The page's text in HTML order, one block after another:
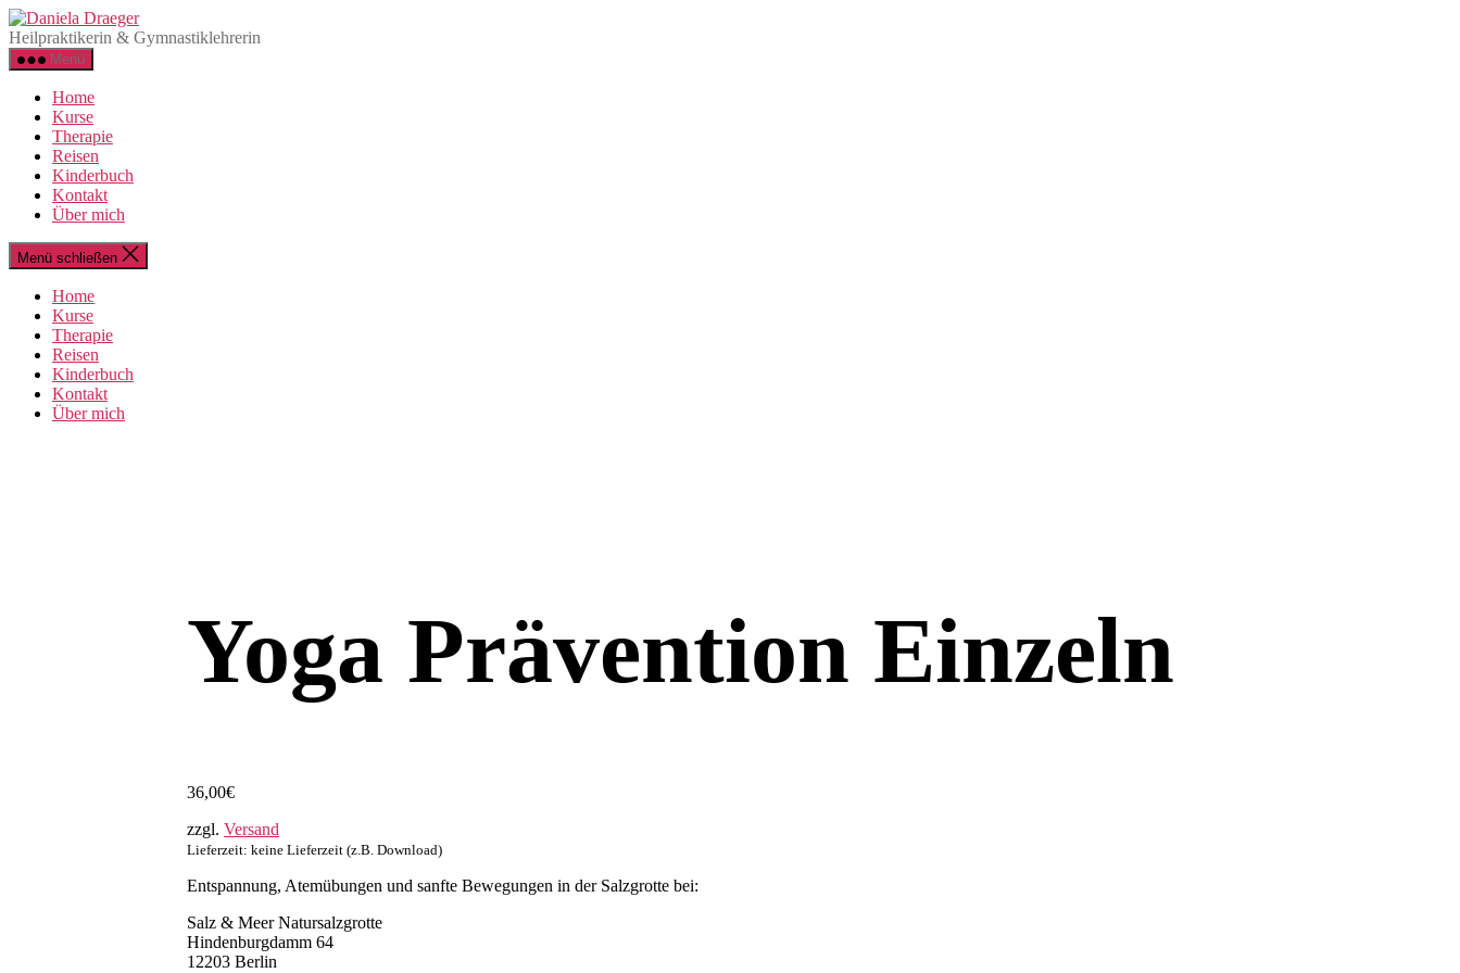
Direkt
zum
Inhalt
wechseln
Daniela
Draeger
Heilpraktikerin & Gymnastiklehrerin
Menü
Home
Kurse
Therapie
Reisen
Kinderbuch
Kontakt
Über mich
Menü schließen
Home
Kurse
Therapie
Reisen
Kinderbuch
Kontakt
Über mich
Yoga Prävention Einzeln
36,00€
zzgl. Versand
Lieferzeit: keine Lieferzeit (z.B. Download)
Entspannung, Atemübungen und sanfte Bewegungen in der Salzgrotte bei:
Salz & Meer Natursalzgrotte
Hindenburgdamm 64
12203 Berlin